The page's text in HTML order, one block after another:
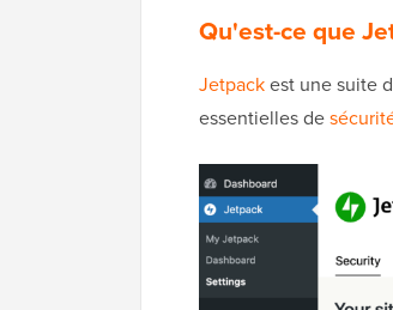
Qu'est-ce que
Jetpackest une suite
essentielles de